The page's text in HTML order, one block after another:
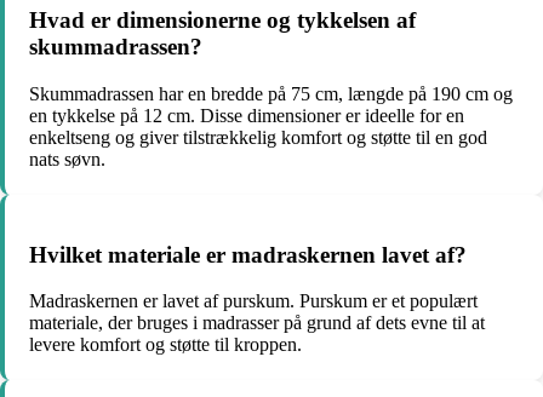
Hvad er dimensionerne og tykkelsen af
skummadrassen?
Skummadrassen har en bredde på 75 cm, længde på 190 cm og
en tykkelse på 12 cm. Disse dimensioner er ideelle for en
enkeltseng og giver tilstrækkelig komfort og støtte til en god
nats søvn.
Hvilket materiale er madraskernen lavet af?
Madraskernen er lavet af purskum. Purskum er et populært
materiale, der bruges i madrasser på grund af dets evne til at
levere komfort og støtte til kroppen.